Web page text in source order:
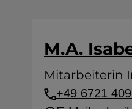
M.A.
Mitarbeiterin
+49 6721